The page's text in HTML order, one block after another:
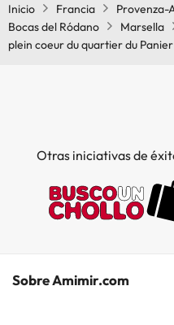
Inicio
Francia
Provenza-
Bocas del Ródano
Marsella
plein coeur du quartier du
Otras iniciativas de
Sobre Amimir.com